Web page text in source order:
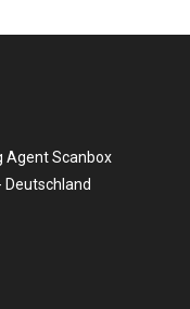
Agent Scanbox
Deutschland